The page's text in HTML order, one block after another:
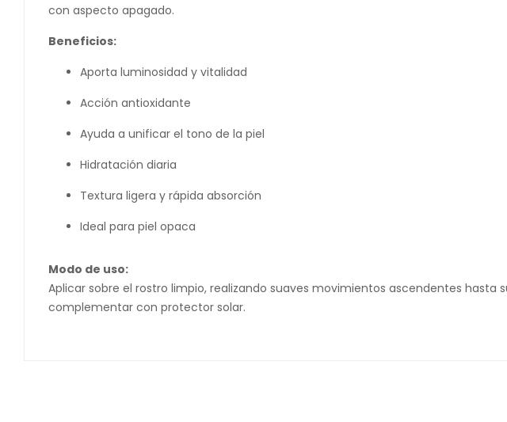
con aspecto apagado.
Beneficios:
Aporta luminosidad y vitalidad
Acción antioxidante
Ayuda a unificar el tono de la piel
Hidratación diaria
Textura ligera y rápida absorción
Ideal para piel opaca
Modo de uso:
Aplicar sobre el rostro limpio, realizando suaves movimientos ascendentes
complementar con protector solar.